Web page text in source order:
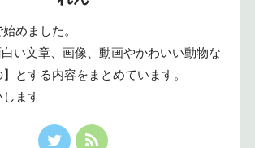
めました。
い文章、画像、動画やかわいい動物な
とする内容をまとめています。
します